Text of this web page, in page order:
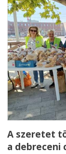
A szeretet
a debreceni